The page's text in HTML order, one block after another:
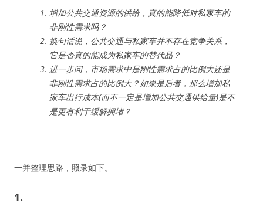
增加公共交通资源的供给，真的能降低对私家车的
非刚性需求吗？
换句话说，公共交通与私家车并不存在竞争关系，
它是否真的能成为私家车的替代品？
进一步问，市场需求中是刚性需求占的比例大还是
非刚性需求占的比例大？如果是后者，那么增加私
家车出行成本(而不一定是增加公共交通供给量)是不
是更有利于缓解拥堵？
一并整理思路，照录如下。
1.